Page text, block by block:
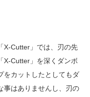
X-Cutter」では、刃の先
X-Cutter」を深くダンボ
をカットしたとしてもダ
事はありませんし、刃の